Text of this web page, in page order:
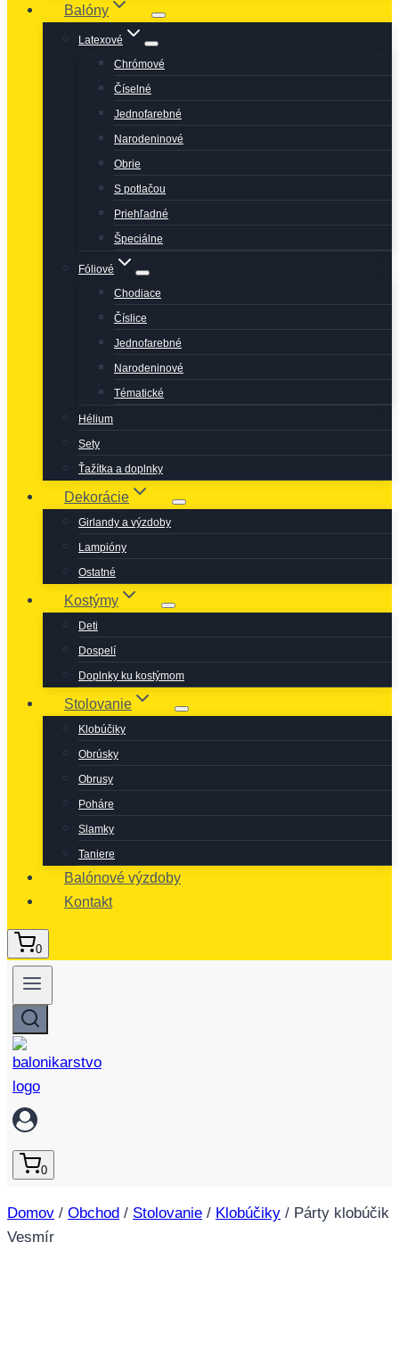
Balóny
Latexové
Chrómové
Číselné
Jednofarebné
Narodeninové
Obrie
S potlačou
Priehľadné
Špeciálne
Fóliové
Chodiace
Číslice
Jednofarebné
Narodeninové
Tématické
Hélium
Sety
Ťažítka a doplnky
Dekorácie
Girlandy a výzdoby
Lampióny
Ostatné
Kostýmy
Deti
Dospelí
Doplnky ku kostýmom
Stolovanie
Klobúčiky
Obrúsky
Obrusy
Poháre
Slamky
Taniere
Balónové výzdoby
Kontakt
0
0
Domov / Obchod / Stolovanie / Klobúčiky / Párty klobúčik
Vesmír